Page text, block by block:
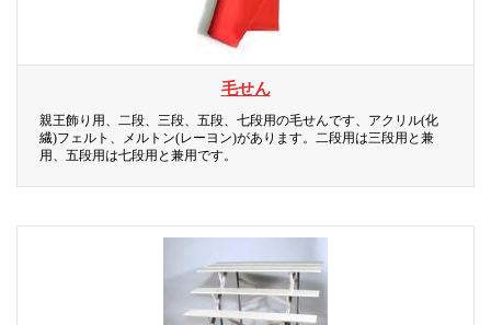
毛せん
親王飾り用、二段、三段、五段、七段用の毛せんです、アクリル(化
繊)フェルト、メルトン(レーヨン)があります。二段用は三段用と兼
用、五段用は七段用と兼用です。